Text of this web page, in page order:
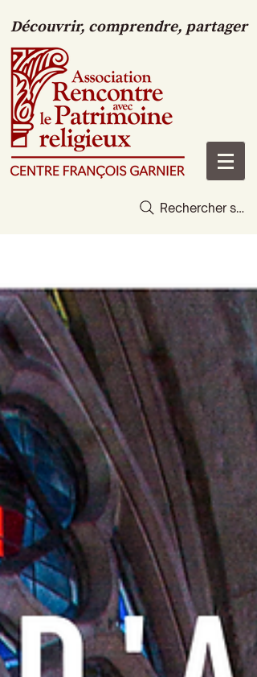
Découvrir, comprendre, partager
Rechercher sur